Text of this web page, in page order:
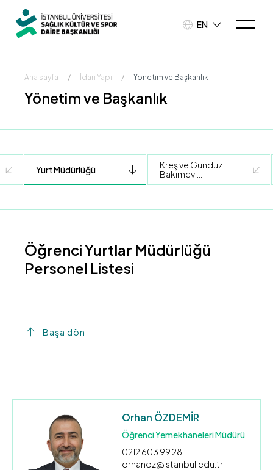
EN
Ana sayfa / İdari Yapı / Yönetim ve Başkanlık
Yönetim ve Başkanlık
Yurt Müdürlüğü
Kreş ve Gündüz
Bakımevi
Müdürlüğü
Öğrenci Yurtlar Müdürlüğü
Personel Listesi
Başa dön
Orhan ÖZDEMİR
Öğrenci Yemekhaneleri Müdürü
0212 603 99 28
orhanoz@istanbul.edu.tr